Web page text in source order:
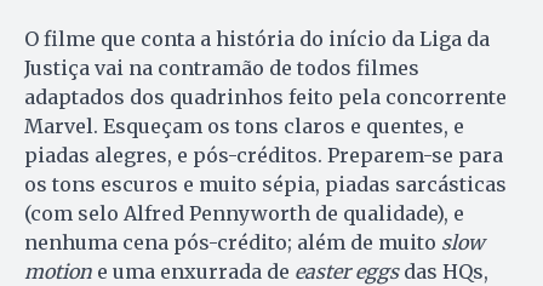
O filme que conta a história do início da Liga da
Justiça vai na contramão de todos filmes
adaptados dos quadrinhos feito pela concorrente
Marvel. Esqueçam os tons claros e quentes, e
piadas alegres, e pós-créditos. Preparem-se para
os tons escuros e muito sépia, piadas sarcásticas
(com selo Alfred Pennyworth de qualidade), e
nenhuma cena pós-crédito; além de muito slow
motion e uma enxurrada de easter eggsdas HQs,